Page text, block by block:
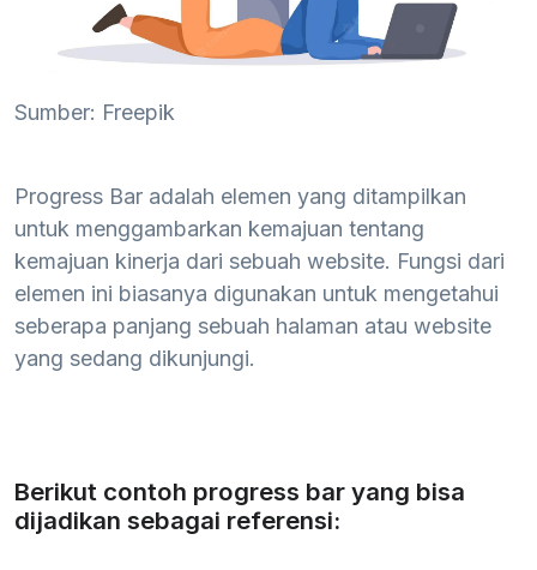
Sumber: Freepik
Progress Bar adalah elemen yang ditampilkan
untuk menggambarkan kemajuan tentang
kemajuan kinerja dari sebuah website. Fungsi dari
elemen ini biasanya digunakan untuk mengetahui
seberapa panjang sebuah halaman atau website
yang sedang dikunjungi.
Berikut contoh progress bar yang bisa
dijadikan sebagai referensi: